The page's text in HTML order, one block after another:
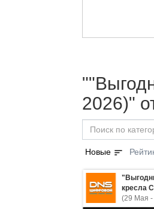
2026)"
Новые sort
кресла
(29 Мая